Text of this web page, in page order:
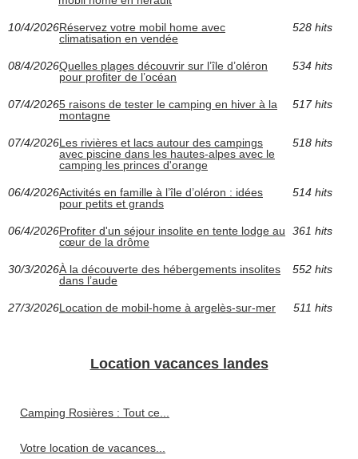
10/4/2026Réservez votre mobil home avec
climatisation en vendée
528 hits
08/4/2026Quelles plages découvrir sur l’île d’oléron
pour profiter de l’océan
534 hits
07/4/20265 raisons de tester le camping en hiver à la
montagne
517 hits
07/4/2026Les rivières et lacs autour des campings
avec piscine dans les hautes-alpes avec le
camping les princes d'orange
518 hits
06/4/2026Activités en famille à l’île d’oléron : idées
pour petits et grands
514 hits
06/4/2026Profiter d'un séjour insolite en tente lodge au
cœur de la drôme
361 hits
30/3/2026À la découverte des hébergements insolites
dans l’aude
552 hits
27/3/2026Location de mobil-home à argelès-sur-mer 511 hits
Location vacances landes
Camping Rosières : Tout ce...
Votre location de vacances...